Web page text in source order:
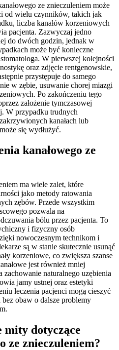
ze znieczuleniem może
od wielu czynników, takich jak
liczba kanałów korzeniowych
pacjenta. Zazwyczaj jedno
do dwóch godzin, jednak w
może być konieczne
W pierwszej kolejności
oraz zdjęcie rentgenowskie,
przystępuje do samego
w zębie, usuwanie chorej miazgi
Po zakończeniu tego
założenie tymczasowej
W przypadku trudnych
kanałach lub
się wydłużyć.
kanałowego ze
ma wiele zalet, które
jako metody ratowania
zębów. Przede wszystkim
pozwala na
bólu przez pacjenta. To
i fizyczny osób
nowoczesnym technikom i
są w stanie skutecznie usunąć
korzeniowe, co zwiększa szanse
jest również mniej
zachowanie naturalnego uzębienia
jamy ustnej oraz estetyki
leczenia pacjenci mogą cieszyć
bez obaw o dalsze problemy
mity dotyczące
ze znieczuleniem?